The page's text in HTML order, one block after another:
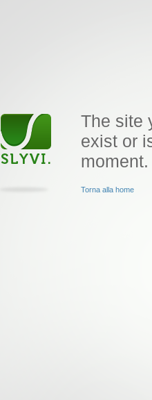
The site
exist or
moment.
Torna alla home